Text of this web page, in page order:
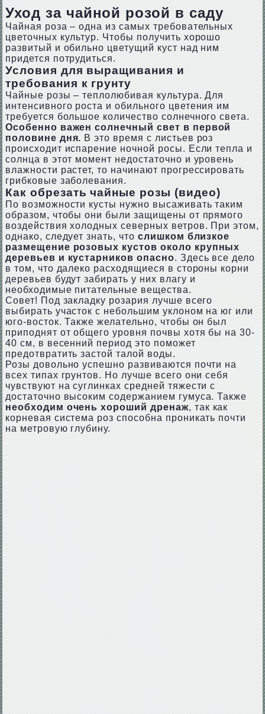
Уход за чайной розой в саду
Чайная роза – одна из самых требовательных
цветочных культур. Чтобы получить хорошо
развитый и обильно цветущий куст над ним
придется потрудиться.
Условия для выращивания и
требования к грунту
Чайные розы – теплолюбивая культура. Для
интенсивного роста и обильного цветения им
требуется большое количество солнечного света.
Особенно важен солнечный свет в первой
половине дня. В это время с листьев роз
происходит испарение ночной росы. Если тепла и
солнца в этот момент недостаточно и уровень
влажности растет, то начинают прогрессировать
грибковые заболевания.
Как обрезать чайные розы (видео)
По возможности кусты нужно высаживать таким
образом, чтобы они были защищены от прямого
воздействия холодных северных ветров. При этом,
однако, следует знать, что слишком близкое
размещение розовых кустов около крупных
деревьев и кустарников опасно. Здесь все дело
в том, что далеко расходящиеся в стороны корни
деревьев будут забирать у них влагу и
необходимые питательные вещества.
Совет! Под закладку розария лучше всего
выбирать участок с небольшим уклоном на юг или
юго-восток. Также желательно, чтобы он был
приподнят от общего уровня почвы хотя бы на 30-
40 см, в весенний период это поможет
предотвратить застой талой воды.
Розы довольно успешно развиваются почти на
всех типах грунтов. Но лучше всего они себя
чувствуют на суглинках средней тяжести с
достаточно высоким содержанием гумуса. Также
необходим очень хороший дренаж, так как
корневая система роз способна проникать почти
на метровую глубину.